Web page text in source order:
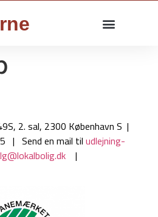
2. sal, 2300 København S |
| Send en mail til udlejning-
|